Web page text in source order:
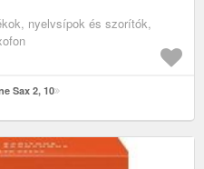
nyelvsípok és szorítók,
Sax 2, 10